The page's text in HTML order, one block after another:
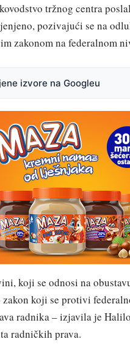
tržnog centra
pozivajući se na
zakonom na federalnom
izvore na Googleu
koji se odnosi na
koji se protivi
radnika – izjavila je
radničkih prava.